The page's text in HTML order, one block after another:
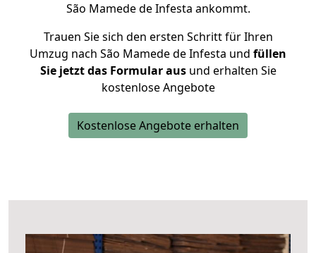
São Mamede de Infesta ankommt.
Trauen Sie sich den ersten Schritt für Ihren
Umzug nach São Mamede de Infesta und füllen
Sie jetzt das Formular ausund erhalten Sie
kostenlose Angebote
Kostenlose Angebote erhalten